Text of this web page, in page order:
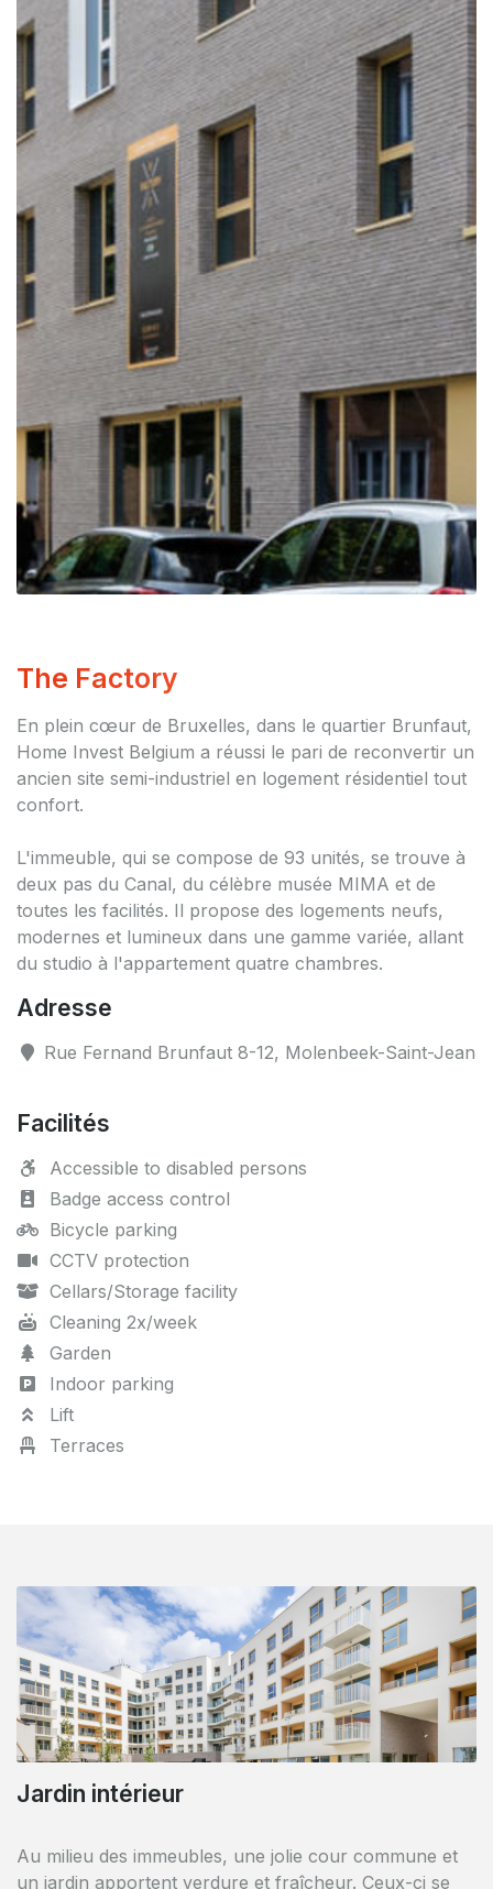
The Factory
En plein cœur de Bruxelles, dans le quartier Brunfaut,
Home Invest Belgium a réussi le pari de reconvertir un
ancien site semi-industriel en logement résidentiel tout
confort.
L'immeuble, qui se compose de 93 unités, se trouve à
deux pas du Canal, du célèbre musée MIMA et de
toutes les facilités. Il propose des logements neufs,
modernes et lumineux dans une gamme variée, allant
du studio à l'appartement quatre chambres.
Adresse
Rue Fernand Brunfaut 8-12, Molenbeek-Saint-Jean
Facilités
Accessible to disabled persons
Badge access control
Bicycle parking
CCTV protection
Cellars/Storage facility
Cleaning 2x/week
Garden
Indoor parking
Lift
Terraces
Jardin intérieur
Au milieu des immeubles, une jolie cour commune et
un jardin apportent verdure et fraîcheur. Ceux-ci se
Parking vélo
Vous bénéficiez d'un grand parking vélà à l'arrière de